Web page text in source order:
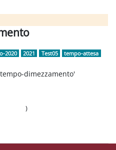
2020 2021 Test05
tempo-attesa
dimezzamento'
)